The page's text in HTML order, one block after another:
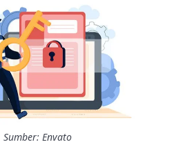
Sumber: Envato